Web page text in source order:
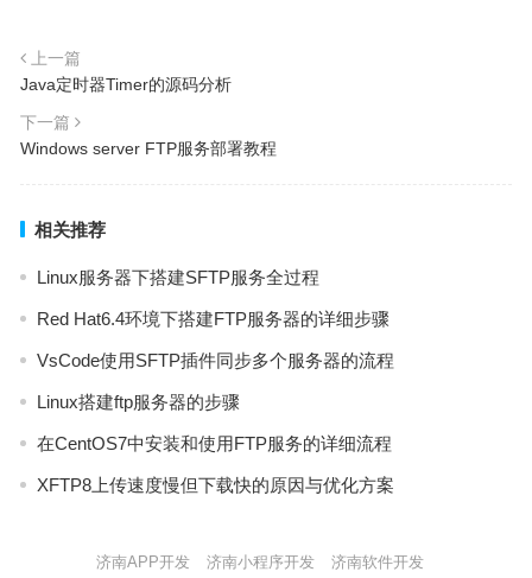
上一篇
Java定时器Timer的源码分析
下一篇
Windows server FTP服务部署教程
相关推荐
Linux服务器下搭建SFTP服务全过程
Red Hat6.4环境下搭建FTP服务器的详细步骤
VsCode使用SFTP插件同步多个服务器的流程
Linux搭建ftp服务器的步骤
在CentOS7中安装和使用FTP服务的详细流程
XFTP8上传速度慢但下载快的原因与优化方案
济南APP开发 济南小程序开发 济南软件开发